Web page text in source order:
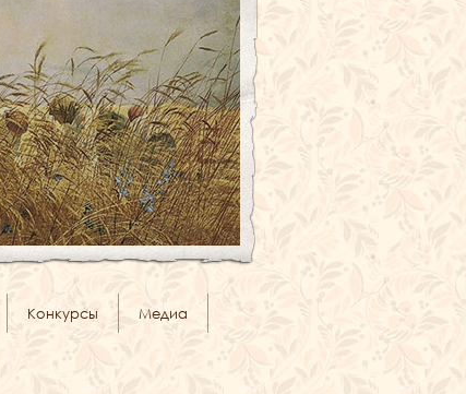
Конкурсы Медиа